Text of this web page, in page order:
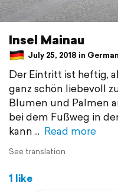
Insel Mainau
July 25, 2018 in
Der Eintritt ist heftig,
ganz schön liebevoll
Blumen und Palmen
bei dem Fußweg in
kann
Read more
See translation
1 like